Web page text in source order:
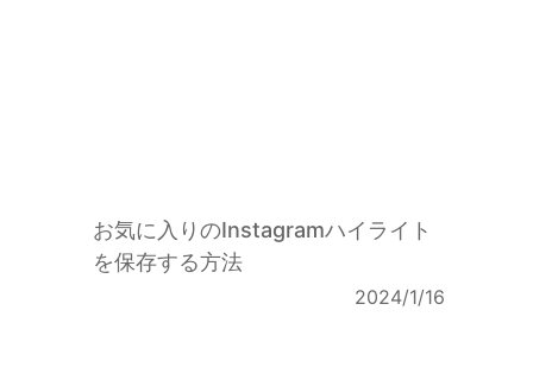
お気に入りのInstagramハイライト
を保存する方法
2024/1/16